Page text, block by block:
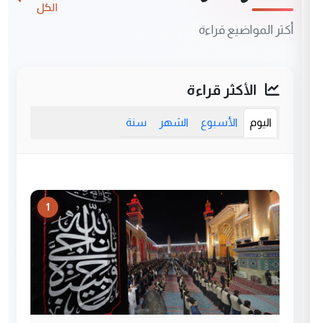
أكثر المواضيع قراءة
الكل
الأكثر قراءة
اليوم الأسبوع الشهر سنة
1